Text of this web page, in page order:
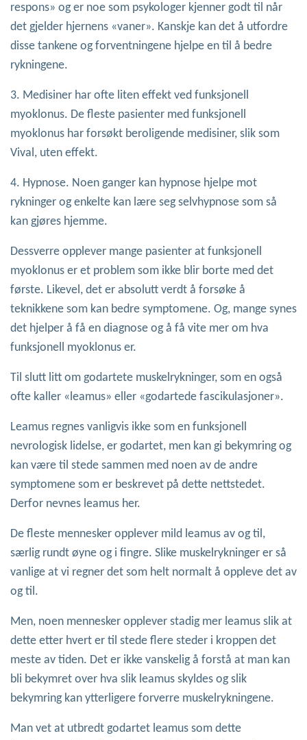
respons» og er noe som psykologer kjenner godt til når
det gjelder hjernens «vaner». Kanskje kan det å utfordre
disse tankene og forventningene hjelpe en til å bedre
rykningene.
3. Medisiner har ofte liten effekt ved funksjonell
myoklonus. De fleste pasienter med funksjonell
myoklonus har forsøkt beroligende medisiner, slik som
Vival, uten effekt.
4. Hypnose. Noen ganger kan hypnose hjelpe mot
rykninger og enkelte kan lære seg selvhypnose som så
kan gjøres hjemme.
Dessverre opplever mange pasienter at funksjonell
myoklonus er et problem som ikke blir borte med det
første. Likevel, det er absolutt verdt å forsøke å
teknikkene som kan bedre symptomene. Og, mange synes
det hjelper å få en diagnose og å få vite mer om hva
funksjonell myoklonus er.
Til slutt litt om godartete muskelrykninger, som en også
ofte kaller «leamus» eller «godartede fascikulasjoner».
Leamus regnes vanligvis ikke som en funksjonell
nevrologisk lidelse, er godartet, men kan gi bekymring og
kan være til stede sammen med noen av de andre
symptomene som er beskrevet på dette nettstedet.
Derfor nevnes leamus her.
De fleste mennesker opplever mild leamus av og til,
særlig rundt øyne og i fingre. Slike muskelrykninger er så
vanlige at vi regner det som helt normalt å oppleve det av
og til.
Men, noen mennesker opplever stadig mer leamus slik at
dette etter hvert er til stede flere steder i kroppen det
meste av tiden. Det er ikke vanskelig å forstå at man kan
bli bekymret over hva slik leamus skyldes og slik
bekymring kan ytterligere forverre muskelrykningene.
Man vet at utbredt godartet leamus som dette